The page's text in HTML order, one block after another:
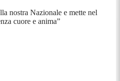
nostra Nazionale e mette nel
cuore e anima”